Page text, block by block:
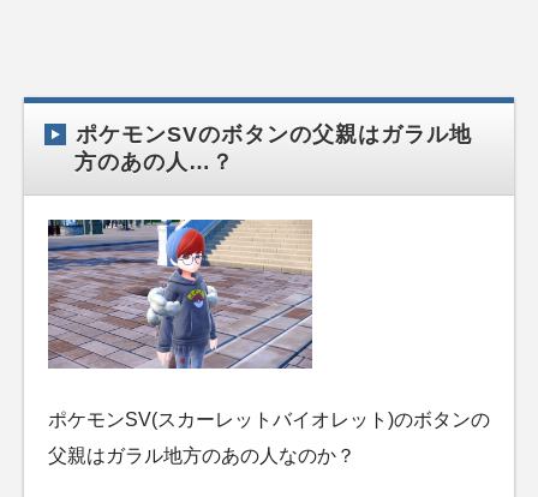
ポケモンSVのボタンの父親はガラル地
方のあの人…？
ポケモンSV(スカーレットバイオレット)のボタンの
父親はガラル地方のあの人なのか？